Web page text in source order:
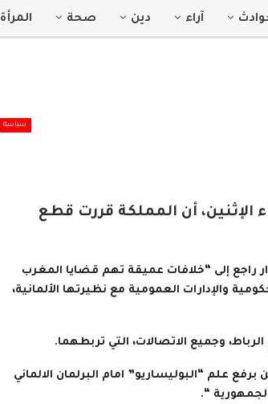
آراء دين صحة المرأة
سياسة
الإثنين، أن المملكة قررت قطع
راجع إلى “خلافات عميقة تهم قضايا المغرب
والإدارات العمومية مع نظيرتها الألمانية،
وجميع الاتصالات، التي تربطهما.
علم “البوليساريو” امام البرلمان الالماني
“.